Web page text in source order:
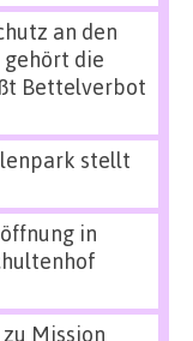
an den
gehört die
Bettelverbot
stellt
in
zu Mission